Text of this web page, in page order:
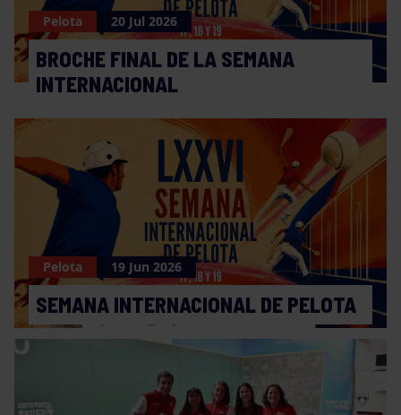
Pelota 20 Jul 2026
BROCHE FINAL DE LA SEMANA
INTERNACIONAL
Pelota 19 Jun 2026
SEMANA INTERNACIONAL DE PELOTA